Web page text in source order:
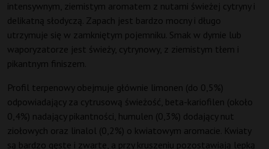
intensywnym, ziemistym aromatem z nutami świeżej cytryny i
delikatną słodyczą. Zapach jest bardzo mocny i długo
utrzymuje się w zamkniętym pojemniku. Smak w dymie lub
waporyzatorze jest świeży, cytrynowy, z ziemistym tłem i
pikantnym finiszem.
Profil terpenowy obejmuje głównie limonen (do 0,5%)
odpowiadający za cytrusową świeżość, beta-kariofilen (około
0,4%) nadający pikantności, humulen (0,3%) dodający nut
ziołowych oraz linalol (0,2%) o kwiatowym aromacie. Kwiaty
są bardzo gęste i zwarte, a przy kruszeniu pozostawiają lepką